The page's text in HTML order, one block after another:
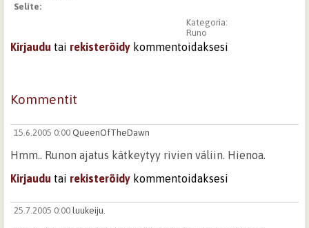
Selite:
Kategoria:
Runo
Kirjaudu tai rekisteröidy kommentoidaksesi
Kommentit
15.6.2005 0:00 QueenOfTheDawn
Hmm.. Runon ajatus kätkeytyy rivien väliin. Hienoa.
Kirjaudu tai rekisteröidy kommentoidaksesi
25.7.2005 0:00 luukeiju.